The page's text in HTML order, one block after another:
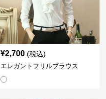
¥2,700 (税込)
エレガントフリルブラウス